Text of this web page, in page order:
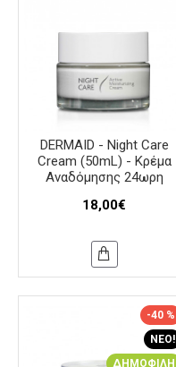
DERMAID - Night Care
Cream (50mL) - Κρέμα
Αναδόμησης 24ωρη
18,00€
ΝΈΟ!
ΔΗΜΟΦΙΛΉ
-40 %